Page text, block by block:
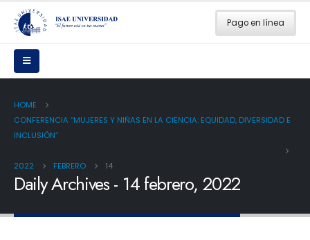
Pago en línea
HOME
CONFERENCIA “MUJERES Y NIÑAS EN LA CIENCIA: EQUIDAD, DIVERSIDAD E
INCLUSIÓN”
2022 FEBRERO 14
Daily Archives - 14 febrero, 2022